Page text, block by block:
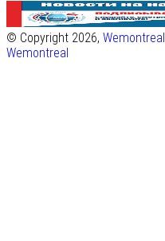
© Copyright 2026, Wemontreal
Wemontreal